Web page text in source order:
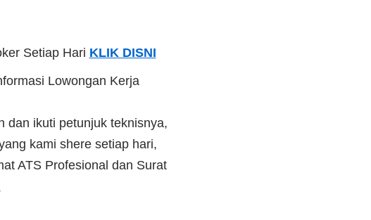
Setiap Hari KLIK DISNI
Lowongan Kerja
dan ikuti petunjuk teknisnya,
kami shere setiap hari,
ATS Profesional dan Surat